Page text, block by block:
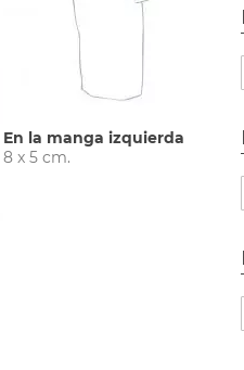
En la manga izquierda
8 x 5 cm.